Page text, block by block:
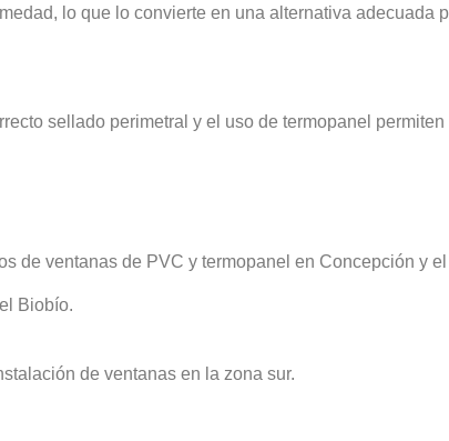
lo que lo convierte en una alternativa adecuada
sellado perimetral y el uso de termopanel
de ventanas de PVC y termopanel en Concepción y
Biobío.
de ventanas en la zona sur.